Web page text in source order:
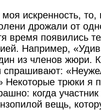
искренность,
дрожали от
время появились
Например,
из членов жюри.
спрашивают:
Некоторые трюки я
когда
вещь,